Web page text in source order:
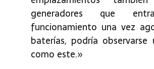
generadores que
funcionamiento una vez
baterías, podría
como este.»